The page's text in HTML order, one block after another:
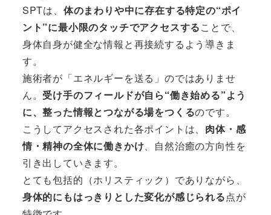
SPTは、 体のまわりや中に存在する特定の“ポイ
ント”に最小限のタッチでアクセスすることで、
身体自身が健全な情報と再接続するよう導きま
す。
施術者が「エネルギーを送る」のではありませ
ん。 受け手のフィールドが自ら“働き始める”よう
に、整った情報とつながる場をつくるのです。
こうしてアクセスされた各ポイントは、 肉体・感
情・精神の全体に働きかけ、自然治癒の方向性を
引き出していきます。
とても包括的（ホリスティック）でありながら、
身体的にもはっきりとした変化が感じられる点が